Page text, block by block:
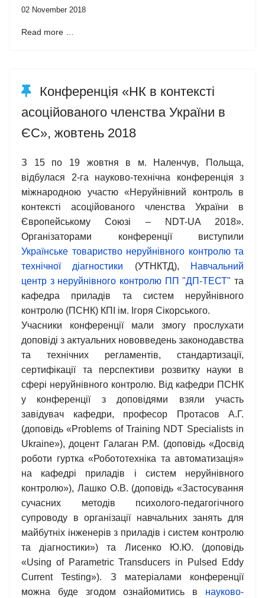
02 November 2018
Read more …
Конференція «НК в контексті
асоційованого членства України в
ЄС», жовтень 2018
З 15 по 19 жовтня в м. Наленчув, Польща,
відбулася 2-га науково-технічна конференція з
міжнародною участю «Неруйнівний контроль в
контексті асоційованого членства України в
Європейському Союзі – NDT-UA 2018».
Організаторами конференції виступили
Українське товариство неруйнівного контролю та
технічної діагностики (УТНКТД),
Навчальний
центр з неруйнівного контролю ПП "ДП-ТЕСТ" та
кафедра приладів та систем неруйнівного
контролю (ПСНК) КПІ ім. Ігоря Сікорського.
Учасники конференції мали змогу прослухати
доповіді з актуальних нововведень законодавства
та технічних регламентів, стандартизації,
сертифікації та перспективи розвитку науки в
сфері неруйнівного контролю. Від кафедри ПСНК
у конференції з доповідями взяли участь
завідувач кафедри, професор Протасов А.Г.
(доповідь «Problems of Training NDT Specialists in
Ukraine»), доцент Галаган Р.М. (доповідь «Досвід
роботи гуртка «Робототехніка та автоматизація»
на кафедрі приладів і систем неруйнівного
контролю»), Лашко О.В. (доповідь «Застосування
сучасних методів психолого-педагогічного
супроводу в організації навчальних занять для
майбутніх інженерів з приладів і систем контролю
та діагностики») та Лисенко Ю.Ю. (доповідь
«Using оf Parametric Transducers іn Pulsed Eddy
Current Testing»). З матеріалами конференції
можна буде згодом ознайомитись в науково-